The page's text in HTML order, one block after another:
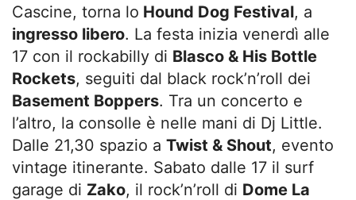
Cascine, torna lo Hound Dog Festival, a
ingresso libero. La festa inizia venerdì alle
17 con il rockabilly di Blasco & His Bottle
Rockets, seguiti dal black rock’n’roll dei
Basement Boppers. Tra un concerto e
l’altro, la consolle è nelle mani di Dj Little.
Dalle 21,30 spazio a Twist & Shout, evento
vintage itinerante. Sabato dalle 17 il surf
garage di Zako, il rock’n’roll di Dome La